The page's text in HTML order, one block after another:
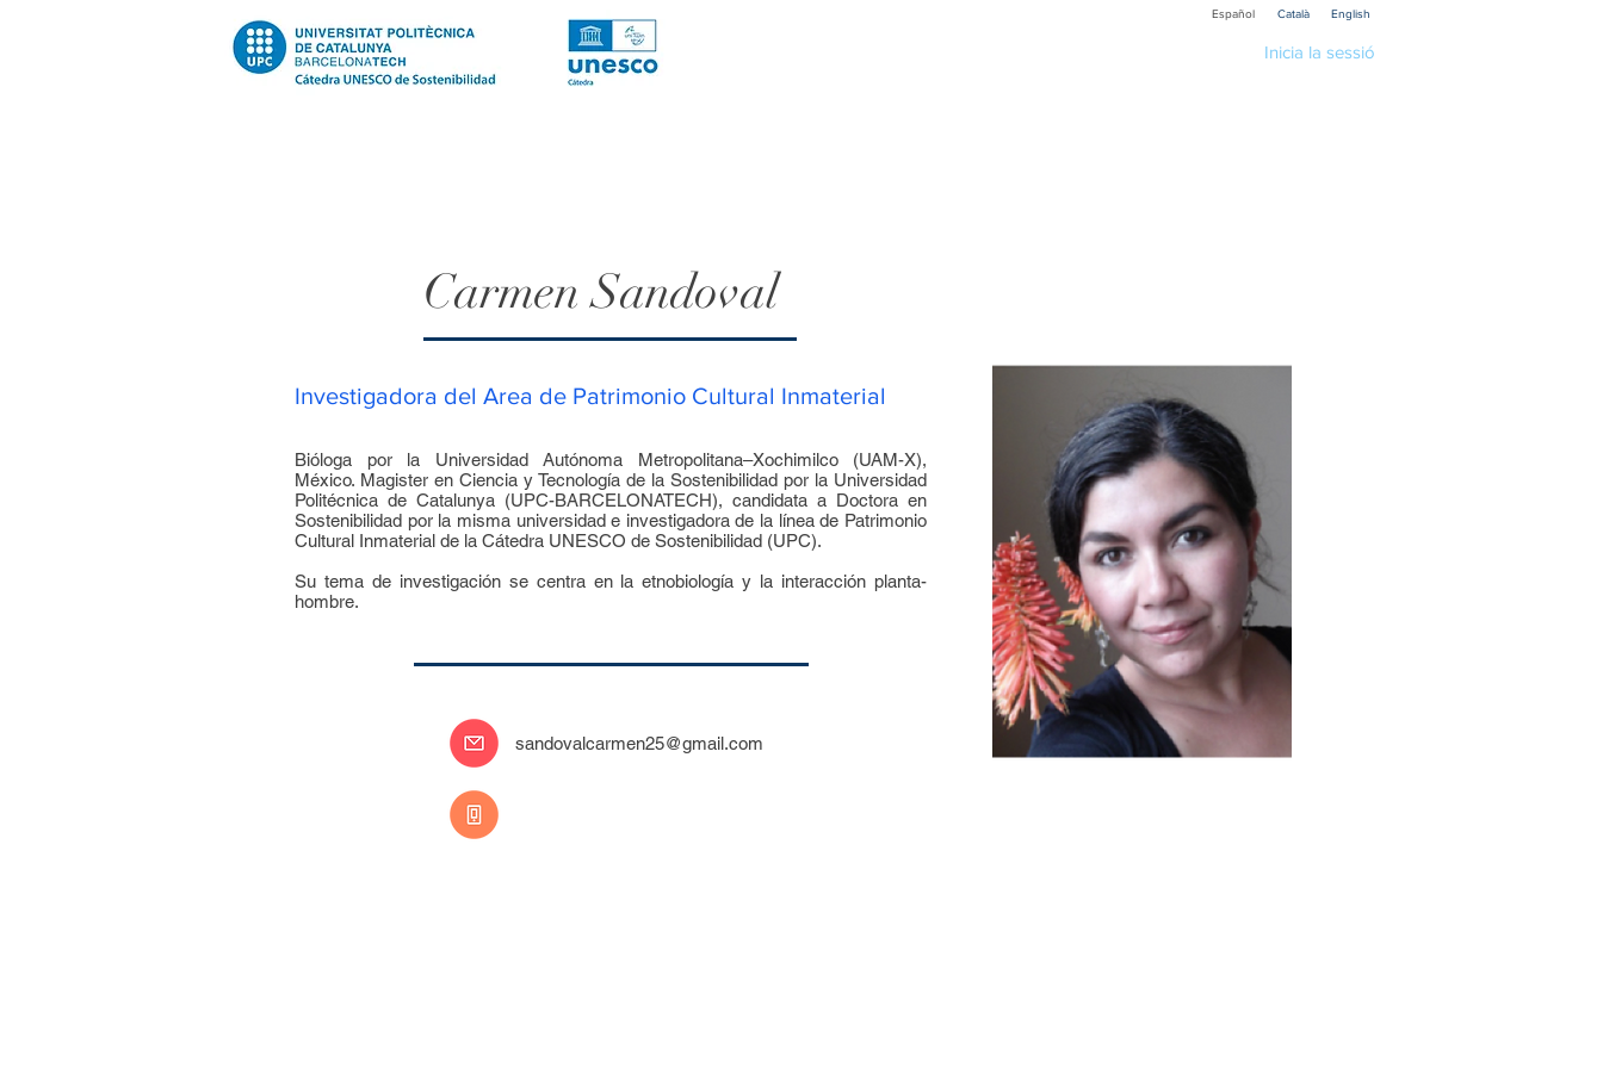
Español Català English
Inicia la sessió
Carmen Sandoval
Investigadora del Area de Patrimonio Cultural Inmaterial
Bióloga por la Universidad Autónoma Metropolitana–Xochimilco (UAM-X),
México. Magister en Ciencia y Tecnología de la Sostenibilidad por la Universidad
Politécnica de Catalunya (UPC-BARCELONATECH), candidata a Doctora en
Sostenibilidad por la misma universidad e investigadora de la línea de Patrimonio
Cultural Inmaterial de la Cátedra UNESCO de Sostenibilidad (UPC).
Su tema de investigación se centra en la etnobiología y la interacción planta-
hombre.
sandovalcarmen25@gmail.com